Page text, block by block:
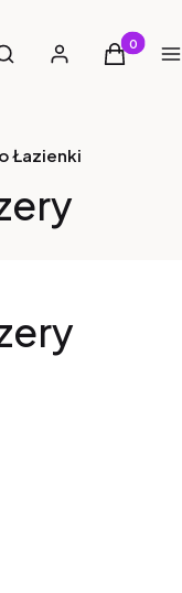
Otwórz wyszukiwarkę
Szukaj Zaloguj sięProdukty
Koszyk
Łazienki